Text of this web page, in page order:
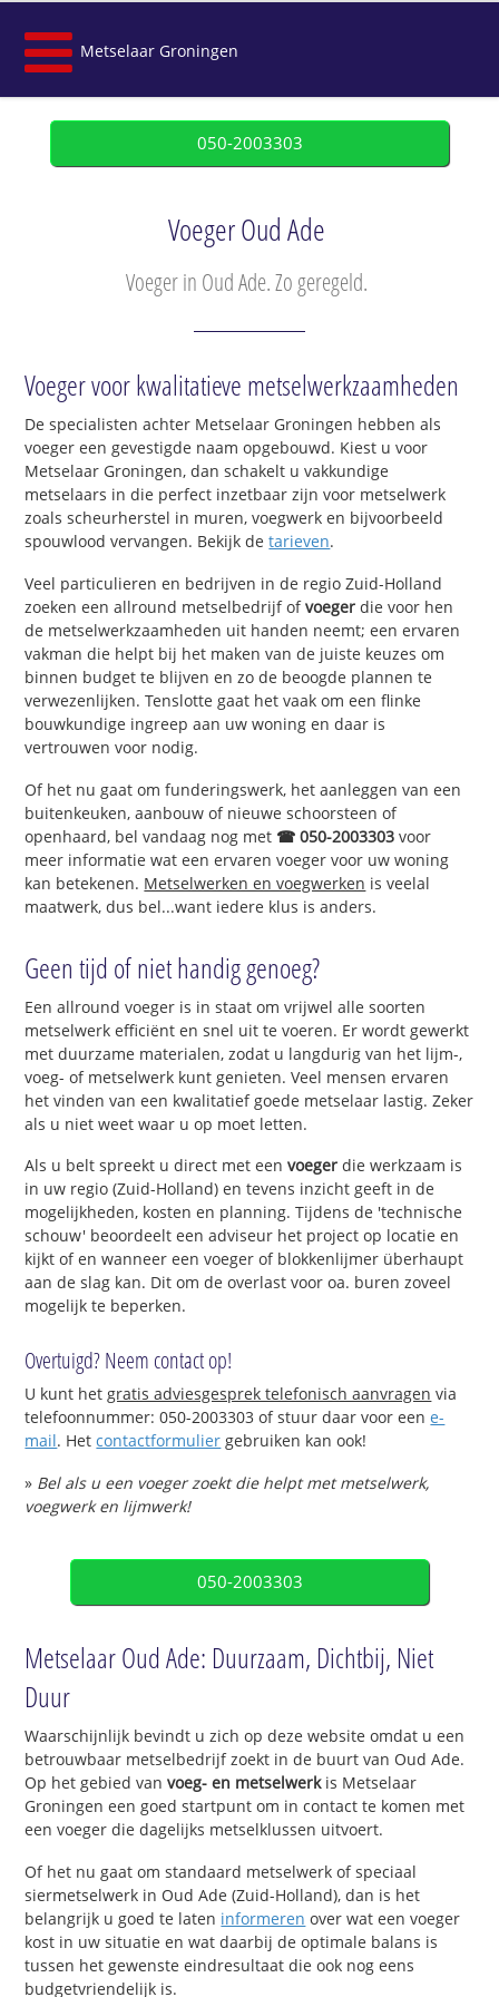
Metselaar Groningen
050-2003303
Voeger Oud Ade
Voeger in Oud Ade. Zo geregeld.
Voeger voor kwalitatieve metselwerkzaamheden
De specialisten achter Metselaar Groningen hebben als
voeger een gevestigde naam opgebouwd. Kiest u voor
Metselaar Groningen, dan schakelt u vakkundige
metselaars in die perfect inzetbaar zijn voor metselwerk
zoals scheurherstel in muren, voegwerk en bijvoorbeeld
spouwlood vervangen. Bekijk detarieven.
Veel particulieren en bedrijven in de regio Zuid-Holland
zoeken een allround metselbedrijf ofvoeger die voor hen
de metselwerkzaamheden uit handen neemt; een ervaren
vakman die helpt bij het maken van de juiste keuzes om
binnen budget te blijven en zo de beoogde plannen te
verwezenlijken. Tenslotte gaat het vaak om een flinke
bouwkundige ingreep aan uw woning en daar is
vertrouwen voor nodig.
Of het nu gaat om funderingswerk, het aanleggen van een
buitenkeuken, aanbouw of nieuwe schoorsteen of
openhaard, bel vandaag nog met ☎ 050-2003303 voor
meer informatie wat een ervaren voeger voor uw woning
kan betekenen. Metselwerken en voegwerken is veelal
maatwerk, dus bel...want iedere klus is anders.
Geen tijd of niet handig genoeg?
Een allround voeger is in staat om vrijwel alle soorten
metselwerk efficiënt en snel uit te voeren. Er wordt gewerkt
met duurzame materialen, zodat u langdurig van het lijm-,
voeg- of metselwerk kunt genieten. Veel mensen ervaren
het vinden van een kwalitatief goede metselaar lastig. Zeker
als u niet weet waar u op moet letten.
Als u belt spreekt u direct met eenvoeger die werkzaam is
in uw regio (Zuid-Holland) en tevens inzicht geeft in de
mogelijkheden, kosten en planning. Tijdens de 'technische
schouw' beoordeelt een adviseur het project op locatie en
kijkt of en wanneer een voeger of blokkenlijmer überhaupt
aan de slag kan. Dit om de overlast voor oa. buren zoveel
mogelijk te beperken.
Overtuigd? Neem contact op!
U kunt hetgratis adviesgesprek telefonisch aanvragen via
telefoonnummer: 050-2003303 of stuur daar voor eene-
mail. Hetcontactformulier gebruiken kan ook!
» Bel als u een voeger zoekt die helpt met metselwerk,
voegwerk en lijmwerk!
050-2003303
Metselaar Oud Ade: Duurzaam, Dichtbij, Niet
Duur
Waarschijnlijk bevindt u zich op deze website omdat u een
betrouwbaar metselbedrijf zoekt in de buurt van Oud Ade.
Op het gebied van voeg- en metselwerkis Metselaar
Groningen een goed startpunt om in contact te komen met
een voeger die dagelijks metselklussen uitvoert.
Of het nu gaat om standaard metselwerk of speciaal
siermetselwerk in Oud Ade (Zuid-Holland), dan is het
belangrijk u goed te laten informeren over wat een voeger
kost in uw situatie en wat daarbij de optimale balans is
tussen het gewenste eindresultaat die ook nog eens
budgetvriendelijk is.